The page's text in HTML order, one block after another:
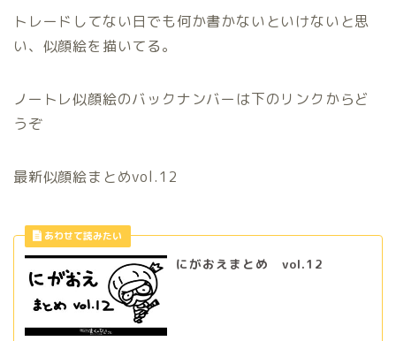
トレードしてない日でも何か書かないといけないと思
い、似顔絵を描いてる。
ノートレ似顔絵のバックナンバーは下のリンクからど
うぞ
最新似顔絵まとめvol.12
にがおえまとめ vol.12